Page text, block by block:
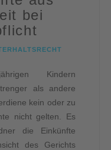
bei
Kindern
als andere
kein oder zu
nicht gelten. Es
die Einkünfte
des Gerichts